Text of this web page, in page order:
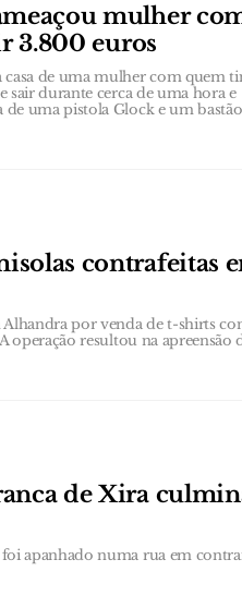
mulher
3.800 euros
casa de uma mulher com quem
durante cerca de uma hora e
de uma pistola Glock e um bastão
contrafeitas
por venda de t-shirts
operação resultou na apreensão
de Xira
apanhado numa rua em